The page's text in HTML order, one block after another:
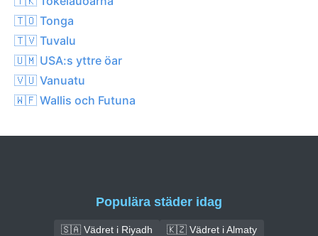
🇹🇴 Tonga
🇹🇻 Tuvalu
🇺🇲 USA:s yttre öar
🇻🇺 Vanuatu
🇼🇫 Wallis och Futuna
Populära städer idag
🇸🇦 Vädret i Riyadh
🇰🇿 Vädret i Almaty